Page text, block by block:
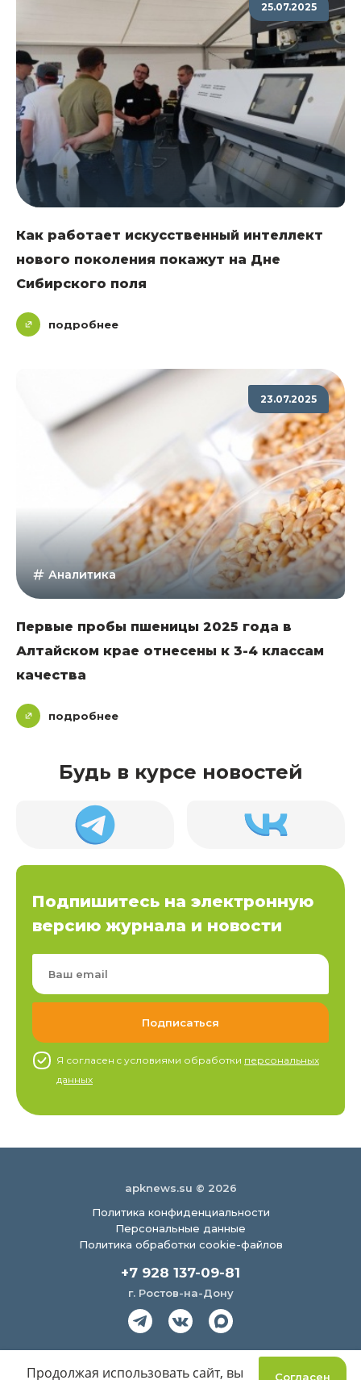
25.07.2025
Как работает искусственный интеллект
нового поколения покажут на Дне
Сибирского поля
подробнее
23.07.2025
Аналитика
Первые пробы пшеницы 2025 года в
Алтайском крае отнесены к 3-4 классам
качества
подробнее
Будь в курсе новостей
Подпишитесь на электронную
версию журнала и новости
Я согласен c условиями обработки персональных
данных
apknews.su © 2026
Политика конфиденциальности
Персональные данные
Политика обработки cookie-файлов
+7 928 137-09-81
г. Ростов-на-Дону
Согласен
Продолжая использовать сайт, вы